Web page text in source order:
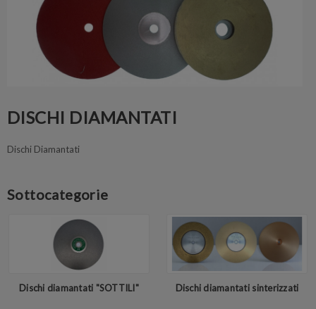
DISCHI DIAMANTATI
Dischi Diamantati
Sottocategorie
Dischi diamantati "SOTTILI" Dischi diamantati sinterizzati